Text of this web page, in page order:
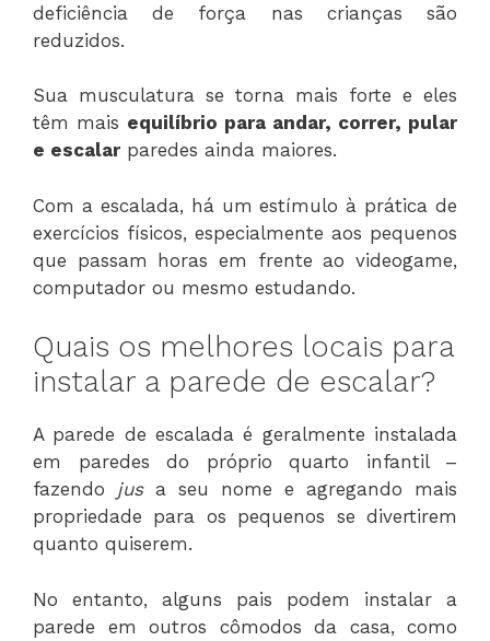
deficiência de força nas crianças são
reduzidos.
Sua musculatura se torna mais forte e eles
têm mais equilíbrio para andar, correr, pular
e escalarparedes ainda maiores.
Com a escalada, há um estímulo à prática de
exercícios físicos, especialmente aos pequenos
que passam horas em frente ao videogame,
computador ou mesmo estudando.
Quais os melhores locais para
instalar a parede de escalar?
A parede de escalada é geralmente instalada
em paredes do próprio quarto infantil –
fazendo jus a seu nome e agregando mais
propriedade para os pequenos se divertirem
quanto quiserem.
No entanto, alguns pais podem instalar a
parede em outros cômodos da casa, como